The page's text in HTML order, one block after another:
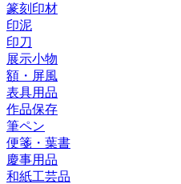
篆刻印材
印泥
印刀
展示小物
額・屏風
表具用品
作品保存
筆ペン
便箋・葉書
慶事用品
和紙工芸品